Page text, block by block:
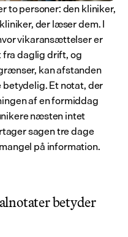
to personer: den kliniker,
der læser dem. I
vikaransættelser er
daglig drift, og
kan afstanden
Et notat, der
af en formiddag
næsten intet
sagen tre dage
på information.
betyder